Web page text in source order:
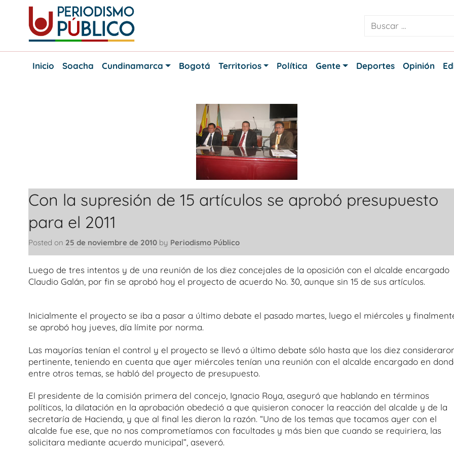
content
Periodismo
Noticias
Inicio
Soacha Cundinamarca Bogotá Territorios Política Gente Deportes Opinión
Con la supresión de 15 artículos se aprobó presupuesto
para el 2011
Posted on 25 de noviembre de 2010 by Periodismo Público
Luego de tres intentos y de una reunión de los diez concejales de la oposición con el alcalde encargado
Claudio Galán, por fin se aprobó hoy el proyecto de acuerdo No. 30, aunque sin 15 de sus artículos.
Inicialmente el proyecto se iba a pasar a último debate el pasado martes, luego el miércoles y
se aprobó hoy jueves, día límite por norma.
Las mayorías tenían el control y el proyecto se llevó a último debate sólo hasta que los diez
pertinente, teniendo en cuenta que ayer miércoles tenían una reunión con el alcalde encargado en
entre otros temas, se habló del proyecto de presupuesto.
El presidente de la comisión primera del concejo, Ignacio Roya, aseguró que hablando en términos
políticos, la dilatación en la aprobación obedeció a que quisieron conocer la reacción del alcalde y de la
secretaría de Hacienda, y que al final les dieron la razón. “Uno de los temas que tocamos ayer con el
alcalde fue ese, que no nos comprometíamos con facultades y más bien que cuando se requiriera, las
solicitara mediante acuerdo municipal”, aseveró.